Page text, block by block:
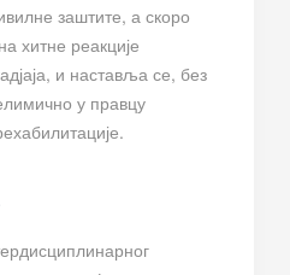
заштите, а скоро
хитне реакције
и наставља се, без
у правцу